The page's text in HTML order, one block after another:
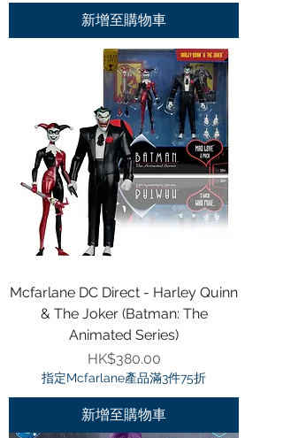
新增至購物車
Mcfarlane DC Direct - Harley Quinn
& The Joker (Batman: The
Animated Series)
價格
HK$380.00
指定Mcfarlane產品滿3件75折
新增至購物車